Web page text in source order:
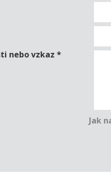
nebo vzkaz *
Jak